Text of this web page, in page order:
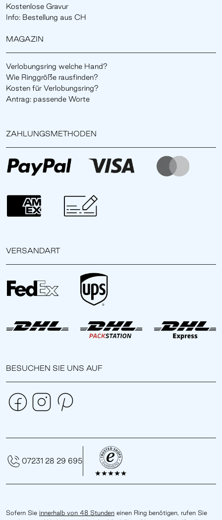
Kostenlose Gravur
Info: Bestellung aus CH
MAGAZIN
Verlobungsring welche Hand?
Wie Ringgröße rausfinden?
Kosten für Verlobungsring?
Antrag: passende Worte
ZAHLUNGSMETHODEN
VERSANDART
BESUCHEN SIE UNS AUF
Sofern Sie innerhalb von 48 Stunden einen Ring benötigen, rufen Sie
07231 28 29 695